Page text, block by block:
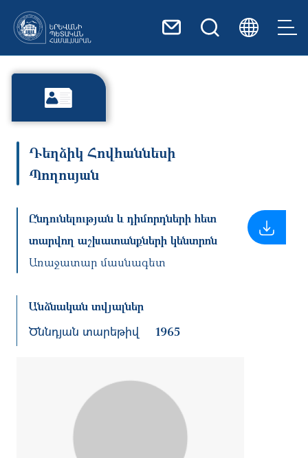
Դեղձիկ Հովհաննեսի
Պողոսյան
Ընդունելության և դիմորդների հետ
տարվող աշխատանքների կենտրոն
Առաջատար մասնագետ
Անձնական տվյալներ
Ծննդյան տարեթիվ 1965